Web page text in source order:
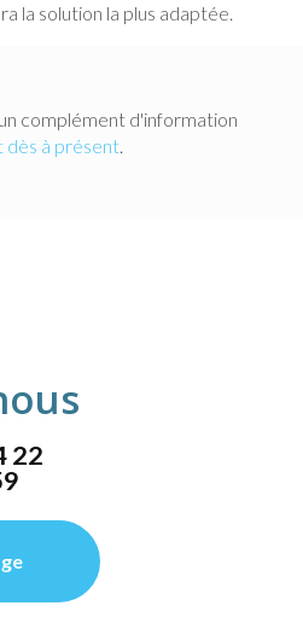
la solution la plus adaptée.
complément d'information
dès à présent.
22